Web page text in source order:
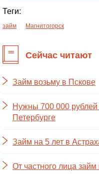
Теги:
займ Магнитогорск
Сейчас читают
Займ возьму в Пскове
Нужны 700 000 рублей
Петербурге
Займ на 5 лет в
От частного лица займ